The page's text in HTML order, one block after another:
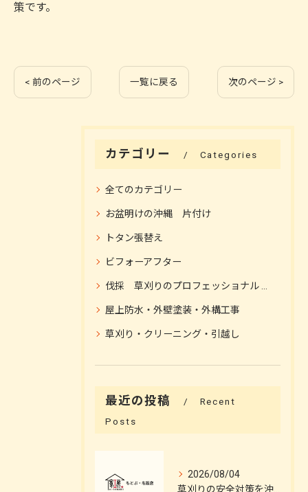
策です。
< 前のページ 一覧に戻る 次のページ >
カテゴリー Categories
全てのカテゴリー
お盆明けの沖縄 片付け
トタン張替え
ビフォーアフター
伐採 草刈りのプロフェッショナル 伐採施工
屋上防水・外壁塗装・外構工事
草刈り・クリーニング・引越し
最近の投稿
Recent
Posts
2026/08/04